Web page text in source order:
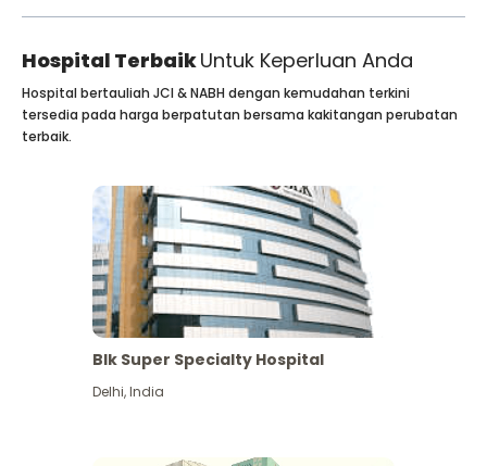
Hospital TerbaikUntuk Keperluan Anda
Hospital bertauliah JCI & NABH dengan kemudahan terkini
tersedia pada harga berpatutan bersama kakitangan perubatan
terbaik.
Blk Super Specialty Hospital
Delhi,India